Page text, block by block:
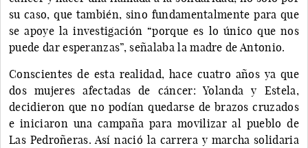
su caso, que también, sino fundamentalmente para que
se apoye la investigación “porque es lo único que nos
puede dar esperanzas”, señalaba la madre de Antonio.
Conscientes de esta realidad, hace cuatro años ya que
dos mujeres afectadas de cáncer: Yolanda y Estela,
decidieron que no podían quedarse de brazos cruzados
e iniciaron una campaña para movilizar al pueblo de
Las Pedroñeras. Así nació la carrera y marcha solidaria